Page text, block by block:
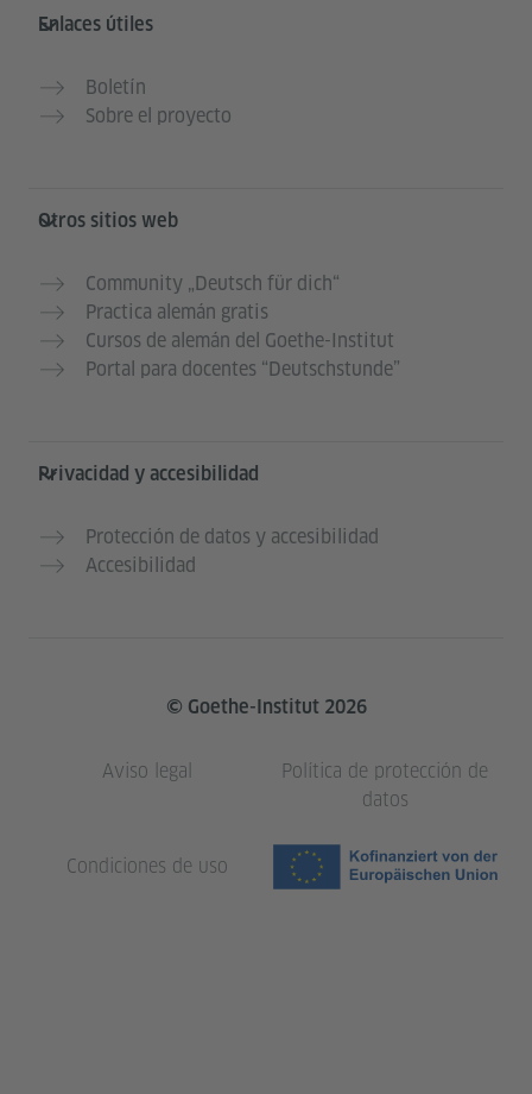
Enlaces útiles
Boletín
Sobre el proyecto
Otros sitios web
Community „Deutsch für dich“
Practica alemán gratis
Cursos de alemán del Goethe-Institut
Portal para docentes “Deutschstunde”
Privacidad y accesibilidad
Protección de datos y accesibilidad
Accesibilidad
© Goethe-Institut 2026
Aviso legal
Política de protección de
datos
Condiciones de uso